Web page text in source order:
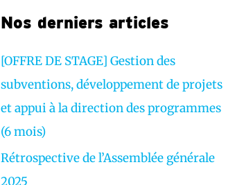
v
Nos derniers articles
[OFFRE DE STAGE] Gestion des
subventions, développement de projets
et appui à la direction des programmes
(6 mois)
Rétrospective de l’Assemblée générale
2025